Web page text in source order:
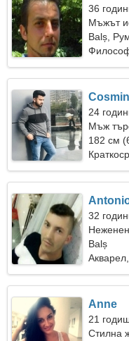
36
Мъжът
Balș,
Cosmin
24
Мъж
182 см
32
Balș
Anne
21
Стилна